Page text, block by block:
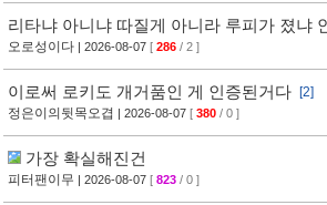
리타냐 아니냐 따질게 아니라 루피가 졌냐
오로성이다 | 2026-08-07 [ 286 / 2 ]
이로써 로키도 개거품인 게 인증된거다 [2]
정은이의뒷목오겹 | 2026-08-07 [ 380 / 0 ]
가장 확실해진건
피터팬이무 | 2026-08-07 [ 823 / 0 ]